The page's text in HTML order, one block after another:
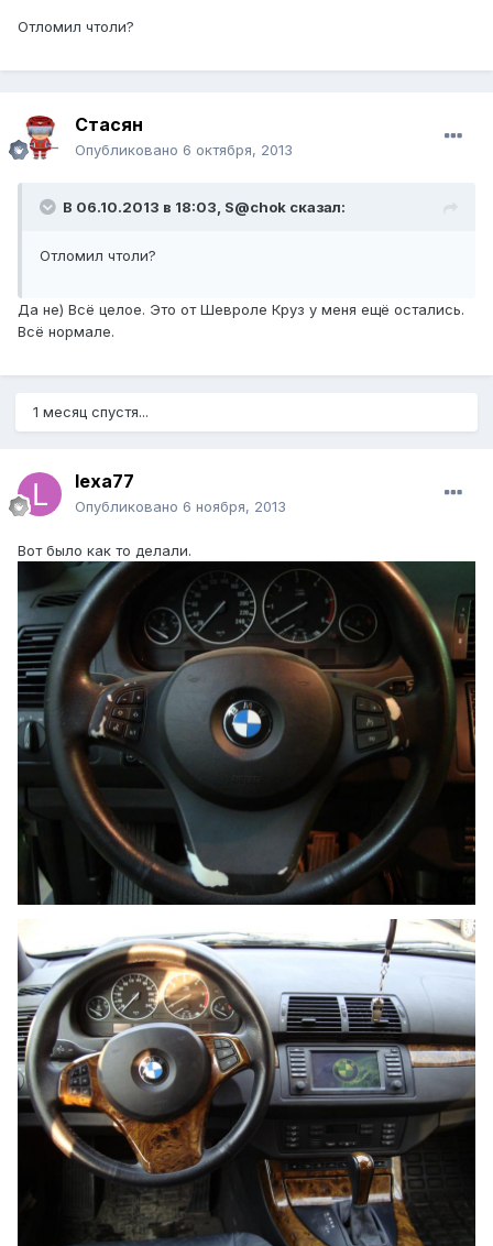
Отломил чтоли?
Стасян
Опубликовано 6 октября, 2013
В 06.10.2013 в 18:03, S@chok сказал:
Отломил чтоли?
Да не) Всё целое. Это от Шевроле Круз у меня ещё остались.
Всё нормале.
1 месяц спустя...
lexa77
Опубликовано 6 ноября, 2013
Вот было как то делали.